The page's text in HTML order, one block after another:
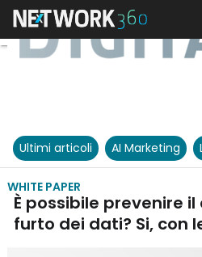
Ultimi articoli AI Marketing
WHITE PAPER
È possibile prevenire
furto dei dati? Si, con